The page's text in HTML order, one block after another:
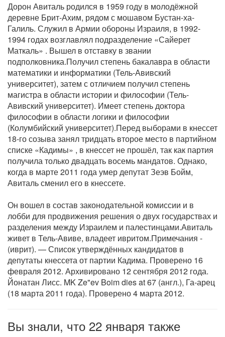
Дорон Авиталь родился в 1959 году в молодёжной
деревне Брит-Ахим, рядом с мошавом Бустан-ха-
Галиль. Служил в Армии обороны Израиля, в 1992-
1994 годах возглавлял подразделение «Сайерет
Маткаль» . Вышел в отставку в звании
подполковника.Получил степень бакалавра в области
математики и информатики (Тель-Авивский
университет), затем с отличием получил степень
магистра в области истории и философии (Тель-
Авивский университет). Имеет степень доктора
философии в области логики и философии
(Колумбийский университет).Перед выборами в кнессет
18-го созыва занял тридцать второе место в партийном
списке «Кадимы» , в кнессет не прошёл, так как партия
получила только двадцать восемь мандатов. Однако,
когда в марте 2011 года умер депутат Зеэв Бойм,
Авиталь сменил его в кнессете.
Он вошел в состав законодательной комиссии и в
лобби для продвижения решения о двух государствах и
разделения между Израилем и палестинцами.Авиталь
живет в Тель-Авиве, владеет ивритом.Примечания -
(иврит). — Список утверждённых кандидатов в
депутаты кнессета от партии Кадима. Проверено 16
февраля 2012. Архивировано 12 сентября 2012 года.
Йонатан Лисс. MK Ze"ev Boim dies at 67 (англ.), Га-арец
(18 марта 2011 года). Проверено 4 марта 2012.
Вы знали, что 22 января также